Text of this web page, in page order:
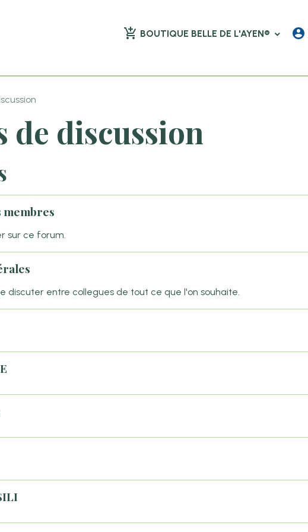
BOUTIQUE BELLE DE L'AYEN®
de discussion
membres
sur ce forum.
discuter entre collegues de tout ce que l'on souhaite.